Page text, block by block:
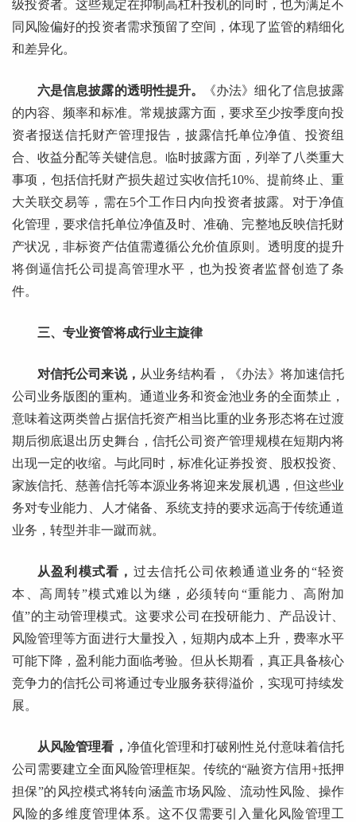
级投资者。这些规定在抑制高杠杆投机的同时，也为满足不
同风险偏好的投资者需求预留了空间，体现了监管的精细化
和差异化。
六是信息披露的透明性提升。
《办法》细化了信息披露
的内容、频率和标准。常规披露方面，要求至少按季度向投
资者报送信托财产管理报告，披露信托单位净值、投资组
合、收益分配等关键信息。临时披露方面，列举了八类重大
事项，包括信托财产损失超过实收信托10%、提前终止、重
大关联交易等，需在5个工作日内向投资者披露。对于净值
化管理，要求信托单位净值及时、准确、完整地反映信托财
产状况，非标资产估值需遵循公允价值原则。透明度的提升
将倒逼信托公司提高管理水平，也为投资者监督创造了条
件。
三、专业资管将成行业主旋律
对信托公司来说， 从业务结构看，《办法》将加速信托
公司业务版图的重构。通道业务和资金池业务的全面禁止，
意味着这两类曾占据信托资产相当比重的业务形态将在过渡
期后彻底退出历史舞台，信托公司资产管理规模在短期内将
出现一定的收缩。与此同时，标准化证券投资、股权投资、
家族信托、慈善信托等本源业务将迎来发展机遇，但这些业
务对专业能力、人才储备、系统支持的要求远高于传统通道
业务，转型并非一蹴而就。
从盈利模式看， 过去信托公司依赖通道业务的“轻资
本、高周转”模式难以为继，必须转向“重能力、高附加
值”的主动管理模式。这要求公司在投研能力、产品设计、
风险管理等方面进行大量投入，短期内成本上升，费率水平
可能下降，盈利能力面临考验。但从长期看，真正具备核心
竞争力的信托公司将通过专业服务获得溢价，实现可持续发
展。
从风险管理看， 净值化管理和打破刚性兑付意味着信托
公司需要建立全面风险管理框架。传统的“融资方信用+抵押
担保”的风控模式将转向涵盖市场风险、流动性风险、操作
风险的多维度管理体系。这不仅需要引入量化风险管理工